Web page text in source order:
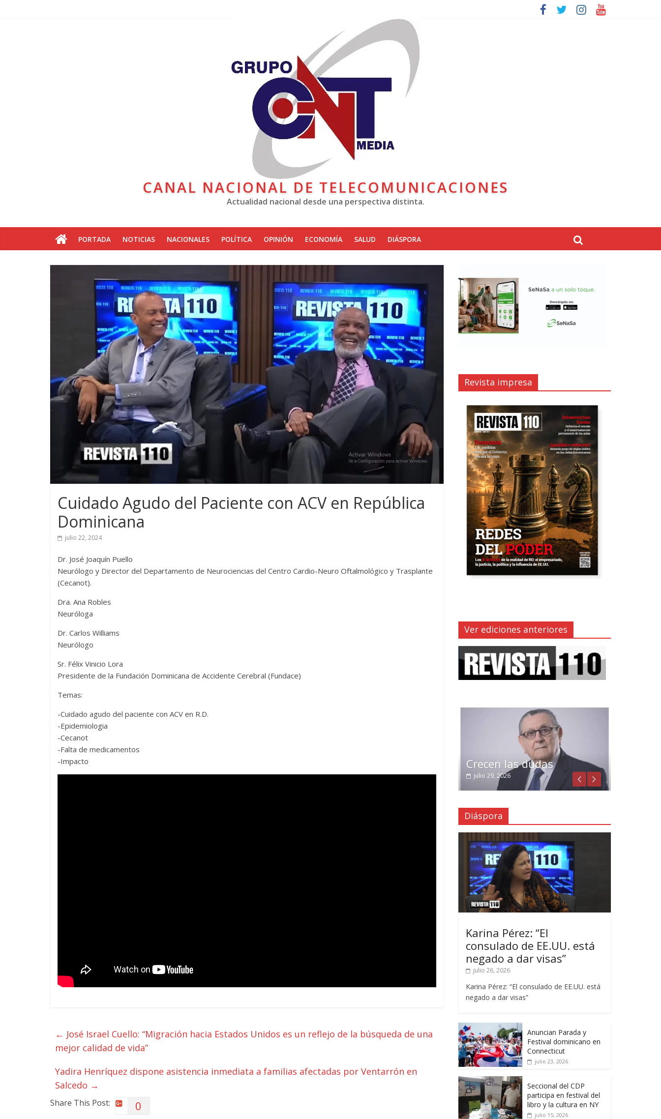
CANAL NACIONAL DE TELECOMUNICACIONES
Actualidad nacional desde una perspectiva distinta.
PORTADA NOTICIAS NACIONALES POLÍTICA OPINIÓN ECONOMÍA SALUD DIÁSPORA
Cuidado Agudo del Paciente con ACV en República
Dominicana
julio 22, 2024
Dr. José Joaquín Puello
Neurólogo y Director del Departamento de Neurociencias del Centro Cardio-Neuro Oftalmológico y Trasplante
(Cecanot).
Dra. Ana Robles
Neuróloga
Dr. Carlos Williams
Neurólogo
Sr. Félix Vinicio Lora
Presidente de la Fundación Dominicana de Accidente Cerebral (Fundace)
Temas:
-Cuidado agudo del paciente con ACV en R.D.
-Epidemiologia
-Cecanot
-Falta de medicamentos
-Impacto
← José Israel Cuello: “Migración hacia Estados Unidos es un reflejo de la búsqueda de una
mejor calidad de vida”
Yadira Henríquez dispone asistencia inmediata a familias afectadas por Ventarrón en
Salcedo →
Share This Post: 0
Revista impresa
Ver ediciones anteriores
Crecen las dudas
julio 29, 2026
Diáspora
Karina Pérez: “El
consulado de EE.UU. está
negado a dar visas”
julio 26, 2026
Karina Pérez: “El consulado de EE.UU. está
negado a dar visas”
Anuncian Parada y
Festival dominicano en
Connecticut
julio 23, 2026
Seccional del CDP
participa en festival del
libro y la cultura en NY
julio 15, 2026